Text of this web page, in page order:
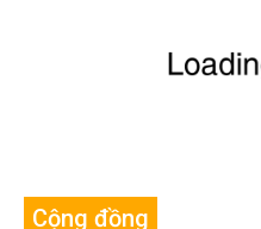
Cộng đồng